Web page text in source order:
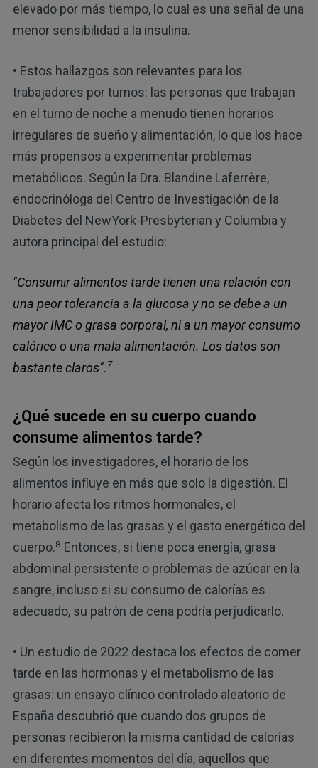
elevado por más tiempo, lo cual es una señal de una
menor sensibilidad a la insulina.
• Estos hallazgos son relevantes para los
trabajadores por turnos: las personas que trabajan
en el turno de noche a menudo tienen horarios
irregulares de sueño y alimentación, lo que los hace
más propensos a experimentar problemas
metabólicos. Según la Dra. Blandine Laferrère,
endocrinóloga del Centro de Investigación de la
Diabetes del NewYork-Presbyterian y Columbia y
autora principal del estudio:
"Consumir alimentos tarde tienen una relación con
una peor tolerancia a la glucosa y no se debe a un
mayor IMC o grasa corporal, ni a un mayor consumo
calórico o una mala alimentación. Los datos son
bastante claros".7
¿Qué sucede en su cuerpo cuando
consume alimentos tarde?
Según los investigadores, el horario de los
alimentos influye en más que solo la digestión. El
horario afecta los ritmos hormonales, el
metabolismo de las grasas y el gasto energético del
cuerpo.8 Entonces, si tiene poca energía, grasa
abdominal persistente o problemas de azúcar en la
sangre, incluso si su consumo de calorías es
adecuado, su patrón de cena podría perjudicarlo.
• Un estudio de 2022 destaca los efectos de comer
tarde en las hormonas y el metabolismo de las
grasas: un ensayo clínico controlado aleatorio de
España descubrió que cuando dos grupos de
personas recibieron la misma cantidad de calorías
en diferentes momentos del día, aquellos que